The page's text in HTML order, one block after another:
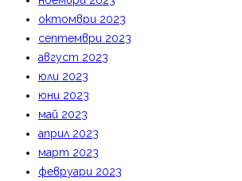
октомври 2023
септември 2023
август 2023
юли 2023
юни 2023
май 2023
април 2023
март 2023
февруари 2023